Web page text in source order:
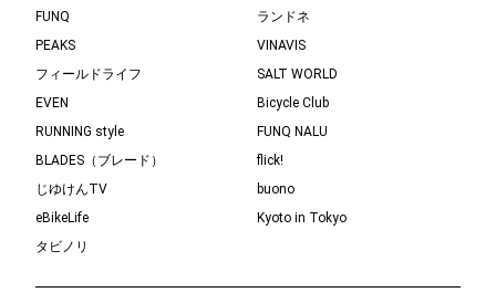
FUNQ
ランドネ
PEAKS
VINAVIS
フィールドライフ
SALT WORLD
EVEN
Bicycle Club
RUNNING style
FUNQ NALU
BLADES（ブレード）
flick!
じゆけんTV
buono
eBikeLife
Kyoto in Tokyo
タビノリ